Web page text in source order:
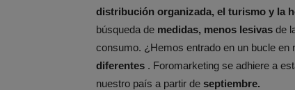
distribución organizada, el turismo y la
búsqueda de medidas, menos lesivas de
consumo. ¿Hemos entrado en un bucle
diferentes . Foromarketing se adhiere a
nuestro país a partir de septiembre.